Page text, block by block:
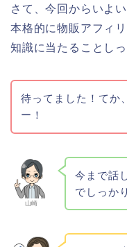
さて、今回からいよい
本格的に物販アフィ
知識に当たることし
待ってました！てか
ー！
山崎
今まで話
でしっか